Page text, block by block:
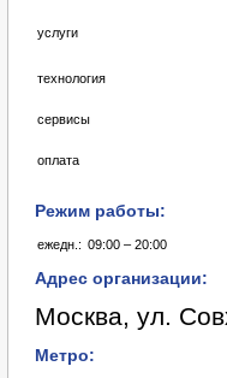
услуги
технология
сервисы
оплата
Режим работы:
ежедн.: 09:00 – 20:00
Адрес организации:
Москва, ул.
Метро: